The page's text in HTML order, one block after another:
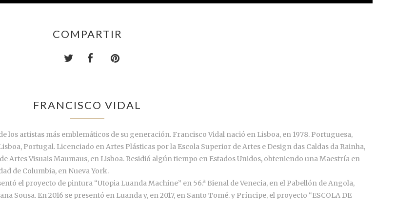
COMPARTIR
FRANCISCO VIDAL
artistas más emblemáticos de su generación. Francisco Vidal nació en Lisboa, en 1978. Portuguesa,
Portugal. Licenciado en Artes Plásticas por la Escola Superior de Artes e Design das Caldas da Rainha,
Artes Visuais Maumaus, en Lisboa. Residió algún tiempo en Estados Unidos, obteniendo una Maestría en
de Columbia, en Nueva York.
el proyecto de pintura “Utopia Luanda Machine” en 56.ª Bienal de Venecia, en el Pabellón de Angola,
Sousa. En 2016 se presentó en Luanda y, en 2017, en Santo Tomé. y Príncipe, el proyecto “ESCOLA DE